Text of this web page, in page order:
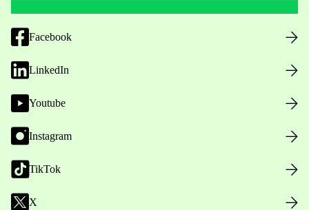
Facebook
LinkedIn
Youtube
Instagram
TikTok
X